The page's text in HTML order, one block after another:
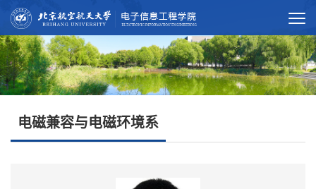
电磁兼容与电磁环境系